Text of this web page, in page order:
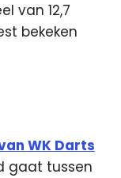
van 12,7
bekeken
WK Darts
gaat tussen